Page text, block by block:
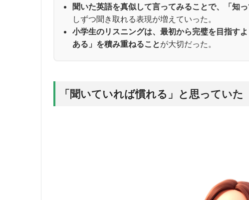
聞いた英語を真似して言ってみることで、「知
しずつ聞き取れる表現が増えていった。
小学生のリスニングは、最初から完璧を目指す
ある」を積み重ねることが大切だった。
「聞いていれば慣れる」と思っていた